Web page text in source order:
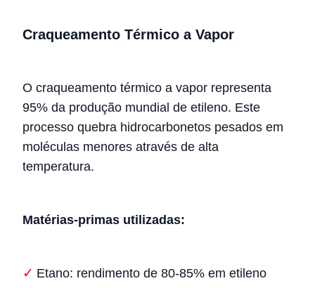
Craqueamento Térmico a Vapor
O craqueamento térmico a vapor representa
95% da produção mundial de etileno. Este
processo quebra hidrocarbonetos pesados em
moléculas menores através de alta
temperatura.
Matérias-primas utilizadas:
Etano: rendimento de 80-85% em etileno